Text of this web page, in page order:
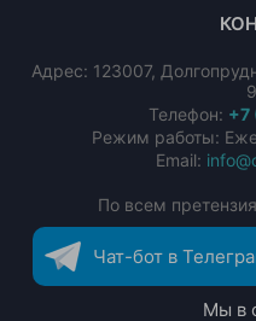
Адрес: 123007,
Телефон: +7
Режим работы:
Email:
По всем
Чат-бот в
Мы в